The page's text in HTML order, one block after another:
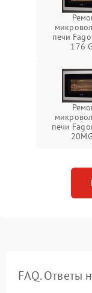
печи
176
печи
FAQ. Ответы